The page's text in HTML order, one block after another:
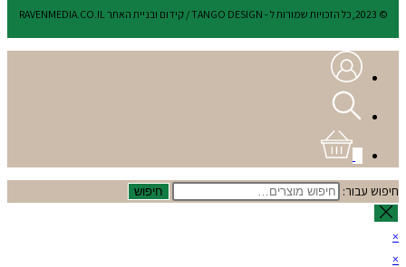
© 2023,כל הזכויות שמורות ל - TANGO DESIGN / קידום ובניית האתר RAVENMEDIA.CO.IL
חיפוש עבור: חיפוש
×
×